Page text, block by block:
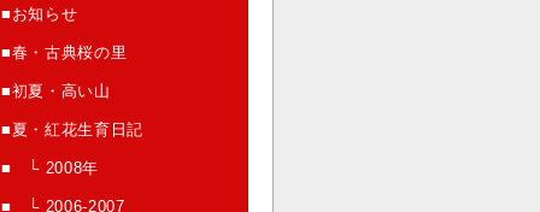
■お知らせ
■春・古典桜の里
■初夏・高い山
■夏・紅花生育日記
■ └ 2008年
■ └ 2006-2007